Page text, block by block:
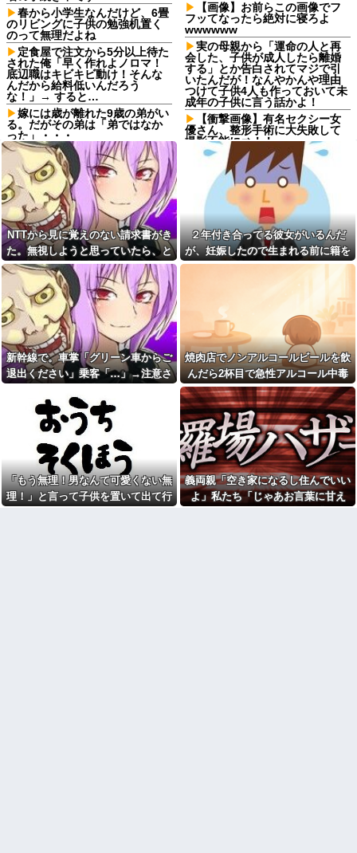
春から小学生なんだけど、6畳
のリビングに子供の勉強机置く
のって無理だよね
定食屋で注文から5分以上待た
された俺「早く作れよノロマ！
底辺職はキビキビ動け！そんな
んだから給料低いんだろう
な！」→ すると…
嫁には歳が離れた9歳の弟がい
る。だがその弟は「弟ではなか
った」・・・
私「実母の病院へ通いたいん
です」トメ「嫁なんだから義実
家を優先しなさい」→あまりに
も身勝手な言い分に我慢の限界
がきて…
車を出してくれる友人にガソ
リン代や食事代を払う事を申し
出るも断られた。なのに陰では
「あの子はガス代も出さない」
と愚痴られていて…
友人宅で。私「この子どうし
たの？」友人「何度謝っても許
してくれないの…」→猫が激し
く怒り続ける理由を聞いて驚
き…
彼に「お前は世間知らずでモ
ノを知らない」と言われ続け自
信がなくなった
【画像】アイドルのオフ会の
光景、レベチw w w w w w w w
祭りって謎だよな、誰が神輿
担いでるの？屋台出店してる奴
らは誰の許可を得て商売してる
【衝撃画像】中学生「先生！
水泳で水着になるのイヤで
す！」先生「分かった」→結果
まさかの『こう』なってしまうw
w w w w w w
【画像】お前らこの画像でフ
フッてなったら絶対に寝ろよ
wwwwww
実の母親から「運命の人と再
会した、子供が成人したら離婚
する」とか告白されてマジで引
いたんだが！なんやかんや理由
つけて子供4人も作っておいて未
成年の子供に言う話かよ！
【衝撃画像】有名セクシー女
優さん、整形手術に大失敗して
撮影不能に⇒！！
取引先の接待で彼氏が突然
「ミスタァァアァァァァアアア
アァァ、ムンラァァァイ！」
切迫流産で自宅安静の私…な
のに義弟が「シャワー貸して」
「泊めて」と嫌がらせレベルの
連続突撃！夫経由で断ると私に
直接LINEしてきて絶句←大人し
く自宅の風呂に入れよ
【正論】今の20代「タモリっ
静岡の子がマッハでドア開け
に行った
彼女と同棲初めたら家に物が5
倍くらい増えてストレスヤバ
い。3LDKで余裕だろと思ってた
けど全部埋めやがった
【悲報】警察に射殺された包
丁男、直前に母を亡くし精神的
ショックを受けていたと判明
里帰り出産した嫁が実家から
帰ってこないので離婚要求。す
ると義父がブチギレた
旦那の同僚女が旦那の元カ
ノ。なのにしょっちゅうペアで
仕事してて遅くまで残業したり
二人で出張に行ったり。なんで
NTTから見に覚えのない請求書がき
た。無視しようと思っていたら、と
んでもない事実が判明して…
２年付き合ってる彼女がいるんだ
が、妊娠したので生まれる前に籍を
入れたいと言われた。俺は種がほぼ
無いはずなのに...
新幹線で。車掌「グリーン車からご
退出ください」乗客「…」→注意さ
その直後まさかの展開に…
焼肉店でノンアルコールビールを飲
んだら2杯目で急性アルコール中毒
になった。それで警察と保健所を巻
き込む騒ぎに…
「もう無理！男なんて可愛くない無
理！」と言って子供を置いて出て行
義両親「空き家になるし住んでいい
よ」私たち「じゃあお言葉に甘え